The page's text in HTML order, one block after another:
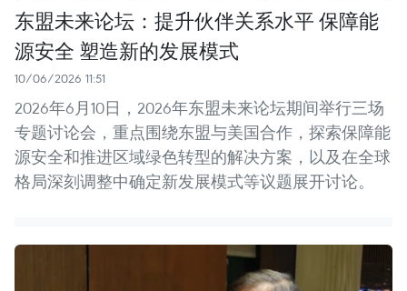
东盟未来论坛：提升伙伴关系水平 保障能
源安全 塑造新的发展模式
10/06/2026 11:51
2026年6月10日，2026年东盟未来论坛期间举行三场
专题讨论会，重点围绕东盟与美国合作，探索保障能
源安全和推进区域绿色转型的解决方案，以及在全球
格局深刻调整中确定新发展模式等议题展开讨论。